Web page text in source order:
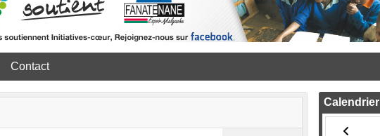
Contact
Calendrier